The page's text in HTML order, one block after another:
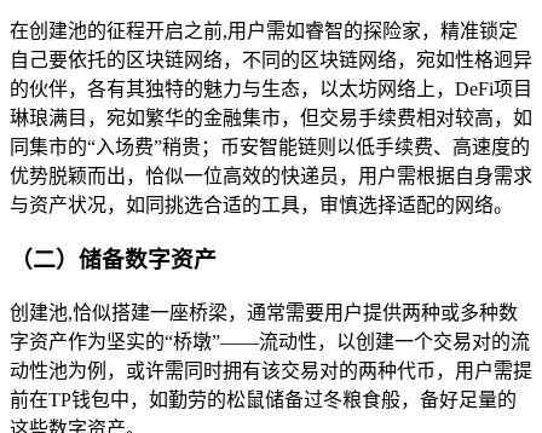
在创建池的征程开启之前,用户需如睿智的探险家，精准锁定
自己要依托的区块链网络，不同的区块链网络，宛如性格迥异
的伙伴，各有其独特的魅力与生态，以太坊网络上，DeFi项目
琳琅满目，宛如繁华的金融集市，但交易手续费相对较高，如
同集市的“入场费”稍贵；币安智能链则以低手续费、高速度的
优势脱颖而出，恰似一位高效的快递员，用户需根据自身需求
与资产状况，如同挑选合适的工具，审慎选择适配的网络。
（二）储备数字资产
创建池,恰似搭建一座桥梁，通常需要用户提供两种或多种数
字资产作为坚实的“桥墩”——流动性，以创建一个交易对的流
动性池为例，或许需同时拥有该交易对的两种代币，用户需提
前在TP钱包中，如勤劳的松鼠储备过冬粮食般，备好足量的
这些数字资产。